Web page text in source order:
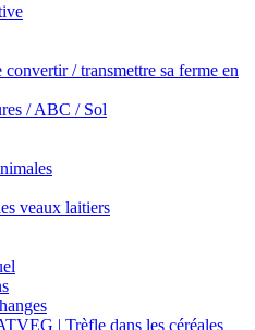
convertir / transmettre sa ferme en
/ ABC / Sol
veaux laitiers
| Trèfle dans les céréales